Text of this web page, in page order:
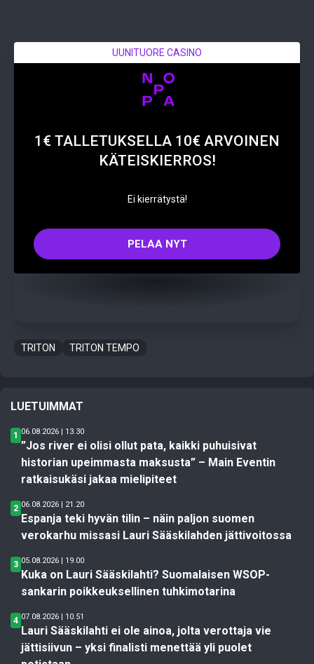
UUNITUORE CASINO
1€ TALLETUKSELLA 10€ ARVOINEN
KÄTEISKIERROS!
Ei kierrätystä!
PELAA NYT
TRITON TRITON TEMPO
LUETUIMMAT
1 06.08.2026 | 13.30
”Jos river ei olisi ollut pata, kaikki puhuisivat
historian upeimmasta maksusta” – Main Eventin
ratkaisukäsi jakaa mielipiteet
2 06.08.2026 | 21.20
Espanja teki hyvän tilin – näin paljon suomen
verokarhu missasi Lauri Sääskilahden jättivoitossa
3 05.08.2026 | 19.00
Kuka on Lauri Sääskilahti? Suomalaisen WSOP-
sankarin poikkeuksellinen tuhkimotarina
4 07.08.2026 | 10.51
Lauri Sääskilahti ei ole ainoa, jolta verottaja vie
jättisiivun – yksi finalisti menettää yli puolet